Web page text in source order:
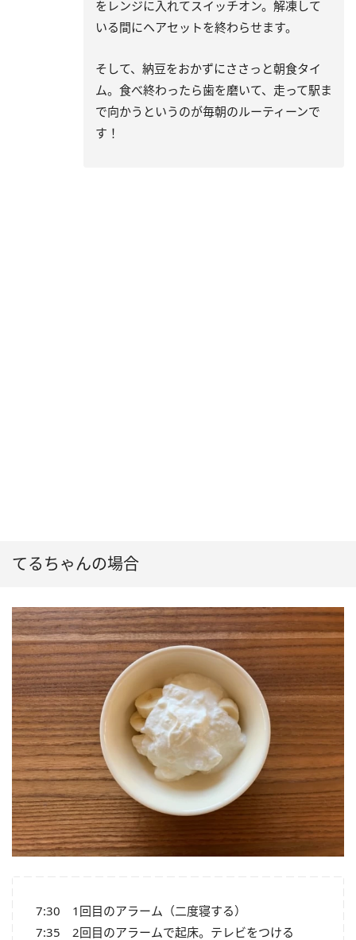
をレンジに入れてスイッチオン。解凍して
いる間にヘアセットを終わらせます。
そして、納豆をおかずにささっと朝食タイ
ム。食べ終わったら歯を磨いて、走って駅ま
で向かうというのが毎朝のルーティーンで
す！
てるちゃんの場合
7:30 1回目のアラーム（二度寝する）
7:35 2回目のアラームで起床。テレビをつける